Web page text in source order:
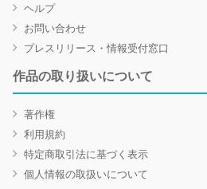
ヘルプ
お問い合わせ
プレスリリース・情報受付窓口
作品の取り扱いについて
著作権
利用規約
特定商取引法に基づく表示
個人情報の取扱いについて